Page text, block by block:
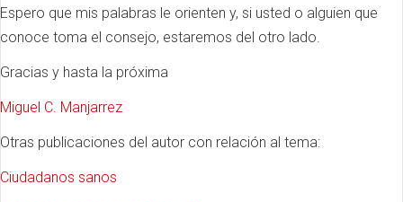
Espero que mis palabras le orienten y, si usted o alguien que
conoce toma el consejo, estaremos del otro lado.
Gracias y hasta la próxima
Miguel C. Manjarrez
Otras publicaciones del autor con relación al tema:
Ciudadanos sanos